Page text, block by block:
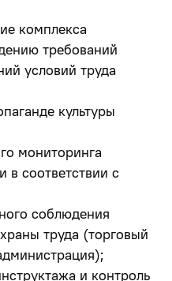
комплекса
требований
условий труда
культуры
мониторинга
в соответствии с
соблюдения
труда (торговый
и контроль